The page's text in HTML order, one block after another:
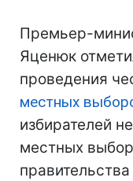
Премьер-
Яценюк
проведения
местных
избирателей
местных